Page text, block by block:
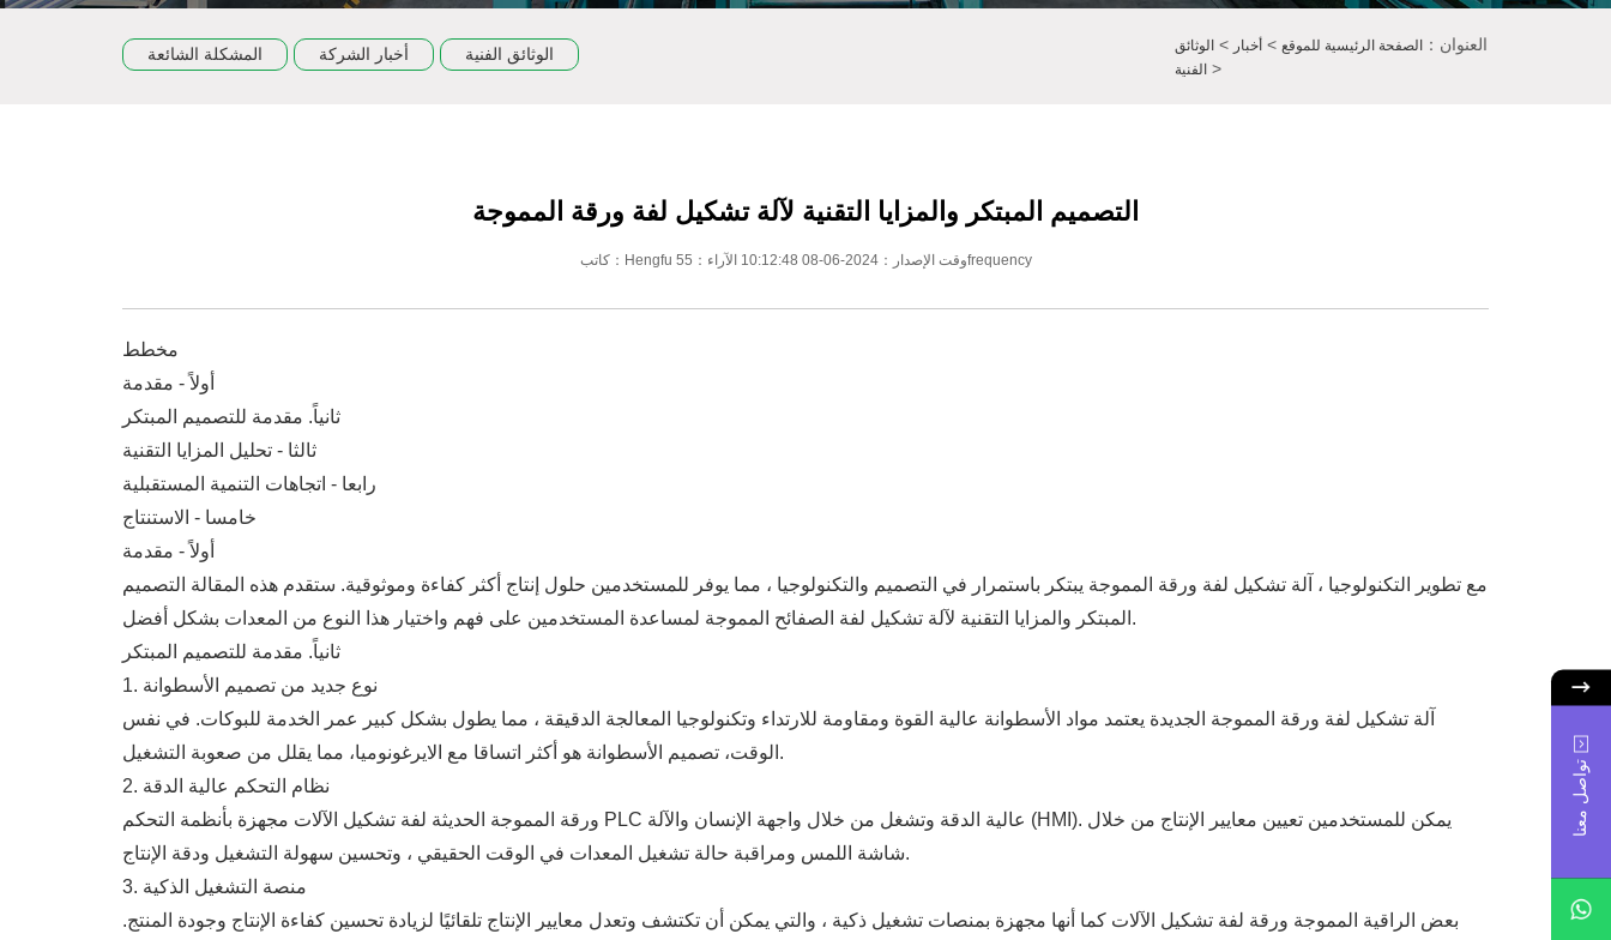
المشكلة الشائعة أخبار الشركة الوثائق الفنية العنوان： الصفحة الرئيسية للموقع >أخبار > الوثائق
الفنية >
التصميم المبتكر والمزايا التقنية لآلة تشكيل لفة ورقة المموجة
كاتب：Hengfu وقت الإصدار：2024-06-08 10:12:48 الآراء：55frequency
مخطط
أولاً - مقدمة
ثانياً. مقدمة للتصميم المبتكر
ثالثا - تحليل المزايا التقنية
رابعا - اتجاهات التنمية المستقبلية
خامسا - الاستنتاج
أولاً - مقدمة
مع تطوير التكنولوجيا ، آلة تشكيل لفة ورقة المموجة يبتكر باستمرار في التصميم والتكنولوجيا ، مما يوفر للمستخدمين حلول إنتاج أكثر كفاءة وموثوقية. ستقدم هذه المقالة التصميم
المبتكر والمزايا التقنية لآلة تشكيل لفة الصفائح المموجة لمساعدة المستخدمين على فهم واختيار هذا النوع من المعدات بشكل أفضل.
ثانياً. مقدمة للتصميم المبتكر
1. نوع جديد من تصميم الأسطوانة
آلة تشكيل لفة ورقة المموجة الجديدة يعتمد مواد الأسطوانة عالية القوة ومقاومة للارتداء وتكنولوجيا المعالجة الدقيقة ، مما يطول بشكل كبير عمر الخدمة للبوكات. في نفس
الوقت، تصميم الأسطوانة هو أكثر اتساقا مع الايرغونوميا، مما يقلل من صعوبة التشغيل.
2. نظام التحكم عالية الدقة
ورقة المموجة الحديثة لفة تشكيل الآلات مجهزة بأنظمة التحكم PLC عالية الدقة وتشغل من خلال واجهة الإنسان والآلة (HMI). يمكن للمستخدمين تعيين معايير الإنتاج من خلال
شاشة اللمس ومراقبة حالة تشغيل المعدات في الوقت الحقيقي ، وتحسين سهولة التشغيل ودقة الإنتاج.
3. منصة التشغيل الذكية
بعض الراقية المموجة ورقة لفة تشكيل الآلات كما أنها مجهزة بمنصات تشغيل ذكية ، والتي يمكن أن تكتشف وتعدل معايير الإنتاج تلقائيًا لزيادة تحسين كفاءة الإنتاج وجودة المنتج.
تواصل معنا